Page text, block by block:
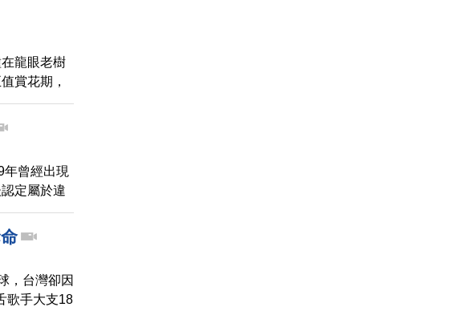
龍眼老樹
賞花期，
曾經出現
定屬於違
，台南工務
的男子，
，台灣卻因
歌手大支18